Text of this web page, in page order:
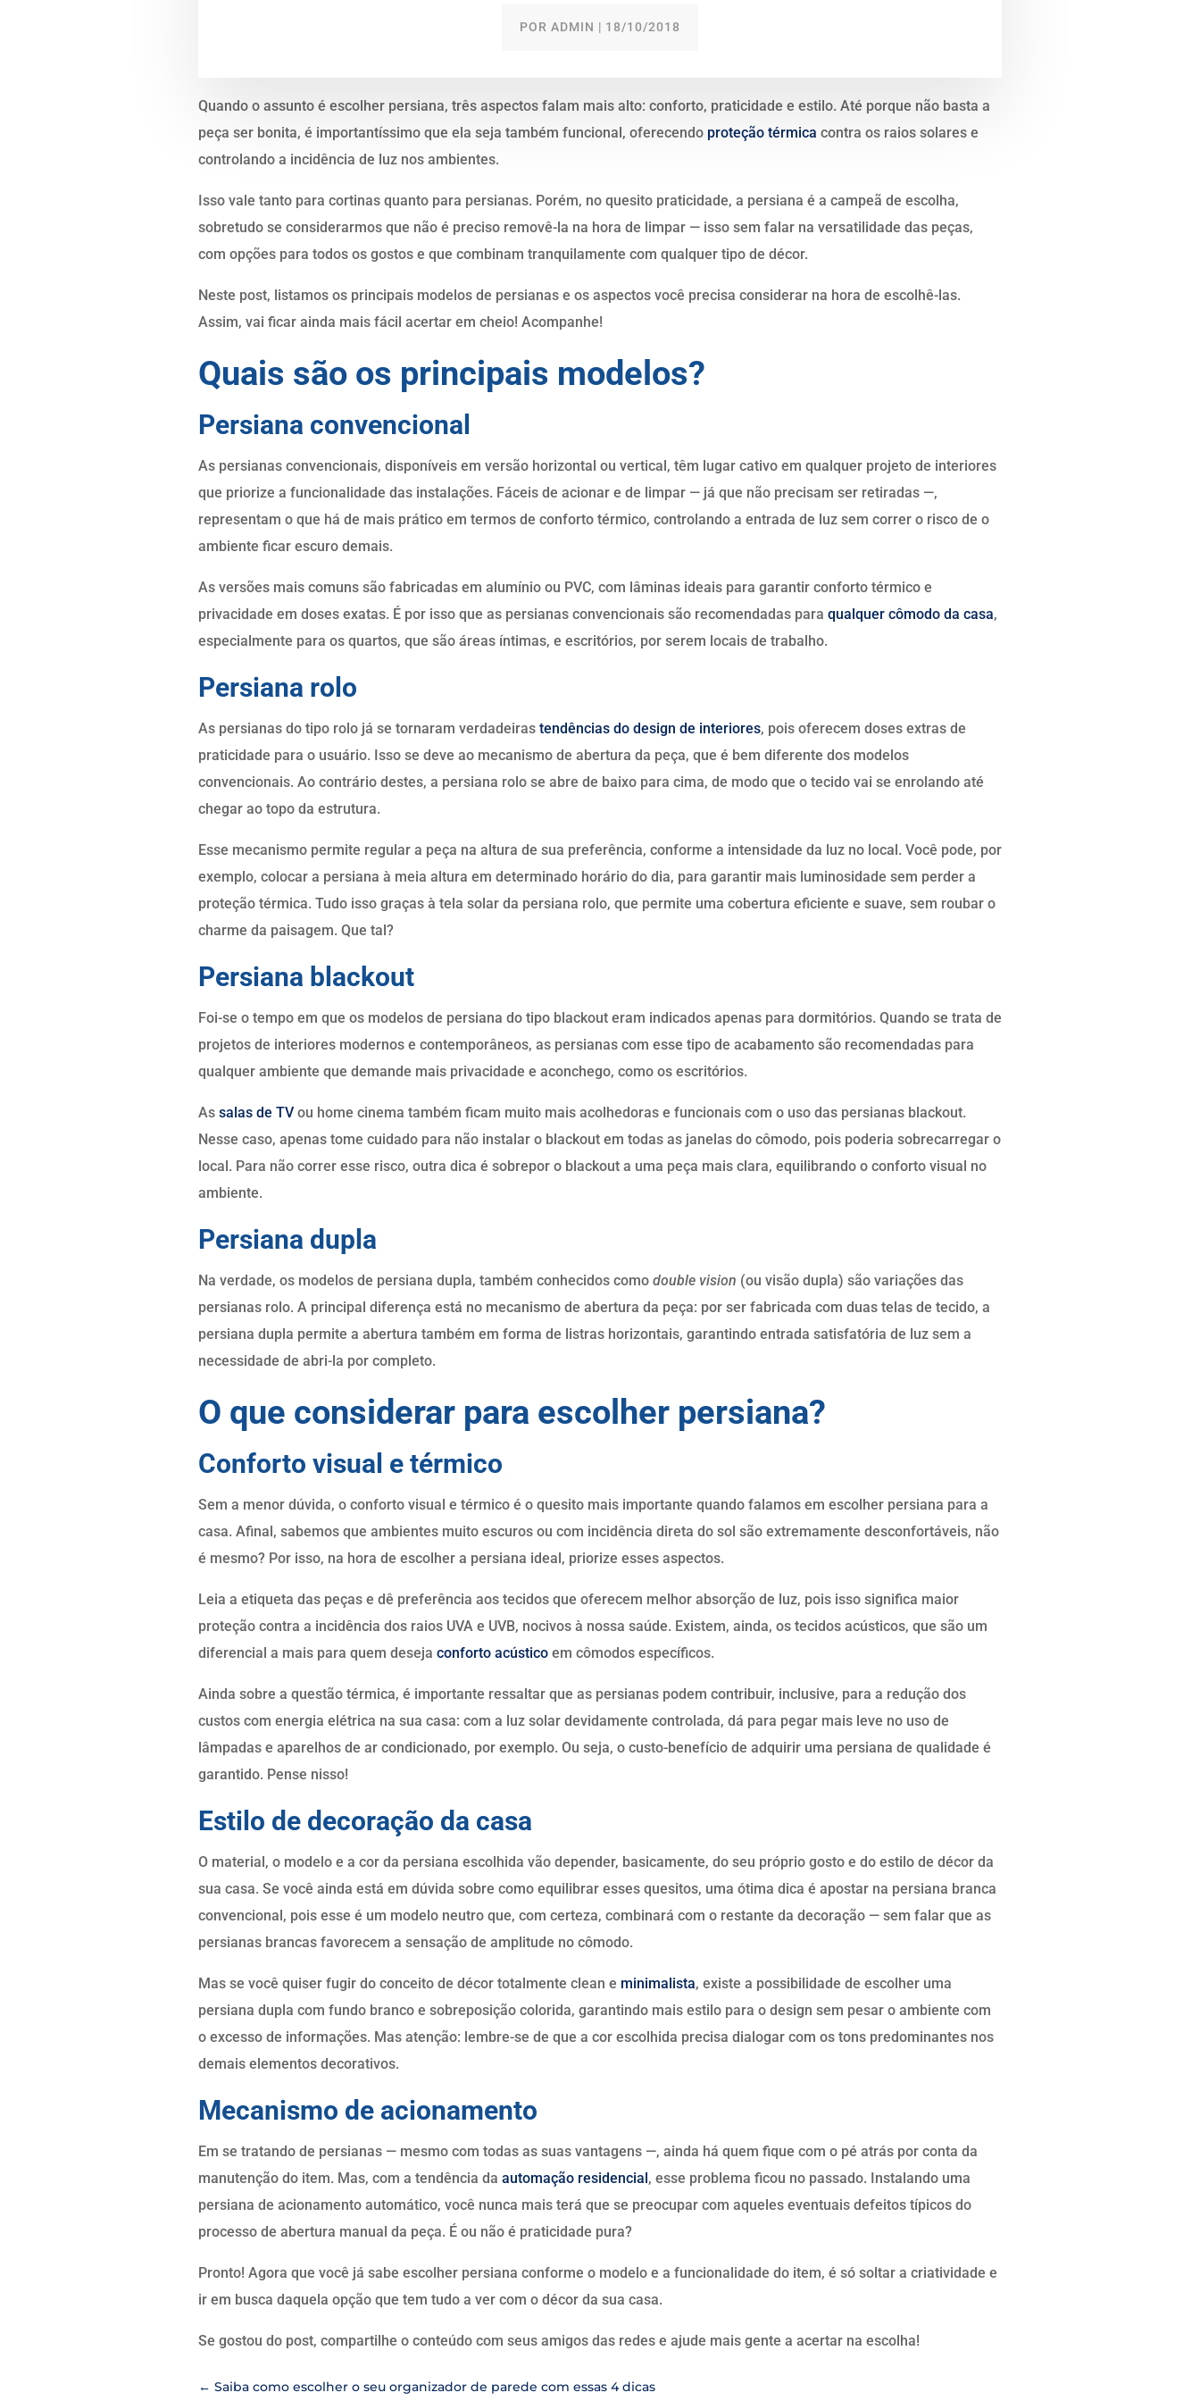
POR ADMIN | 18/10/2018
Quando o assunto é escolher persiana, três aspectos falam mais alto: conforto, praticidade e estilo. Até porque não basta a
peça ser bonita, é importantíssimo que ela seja também funcional, oferecendo proteção térmica contra os raios solares e
controlando a incidência de luz nos ambientes.
Isso vale tanto para cortinas quanto para persianas. Porém, no quesito praticidade, a persiana é a campeã de escolha,
sobretudo se considerarmos que não é preciso removê-la na hora de limpar — isso sem falar na versatilidade das peças,
com opções para todos os gostos e que combinam tranquilamente com qualquer tipo de décor.
Neste post, listamos os principais modelos de persianas e os aspectos você precisa considerar na hora de escolhê-las.
Assim, vai ficar ainda mais fácil acertar em cheio! Acompanhe!
Quais são os principais modelos?
Persiana convencional
As persianas convencionais, disponíveis em versão horizontal ou vertical, têm lugar cativo em qualquer projeto de interiores
que priorize a funcionalidade das instalações. Fáceis de acionar e de limpar — já que não precisam ser retiradas —,
representam o que há de mais prático em termos de conforto térmico, controlando a entrada de luz sem correr o risco de o
ambiente ficar escuro demais.
As versões mais comuns são fabricadas em alumínio ou PVC, com lâminas ideais para garantir conforto térmico e
privacidade em doses exatas. É por isso que as persianas convencionais são recomendadas para qualquer cômodo da casa,
especialmente para os quartos, que são áreas íntimas, e escritórios, por serem locais de trabalho.
Persiana rolo
As persianas do tipo rolo já se tornaram verdadeiras tendências do design de interiores, pois oferecem doses extras de
praticidade para o usuário. Isso se deve ao mecanismo de abertura da peça, que é bem diferente dos modelos
convencionais. Ao contrário destes, a persiana rolo se abre de baixo para cima, de modo que o tecido vai se enrolando até
chegar ao topo da estrutura.
Esse mecanismo permite regular a peça na altura de sua preferência, conforme a intensidade da luz no local. Você pode, por
exemplo, colocar a persiana à meia altura em determinado horário do dia, para garantir mais luminosidade sem perder a
proteção térmica. Tudo isso graças à tela solar da persiana rolo, que permite uma cobertura eficiente e suave, sem roubar o
charme da paisagem. Que tal?
Persiana blackout
Foi-se o tempo em que os modelos de persiana do tipo blackout eram indicados apenas para dormitórios. Quando se trata de
projetos de interiores modernos e contemporâneos, as persianas com esse tipo de acabamento são recomendadas para
qualquer ambiente que demande mais privacidade e aconchego, como os escritórios.
As salas de TV ou home cinema também ficam muito mais acolhedoras e funcionais com o uso das persianas blackout.
Nesse caso, apenas tome cuidado para não instalar o blackout em todas as janelas do cômodo, pois poderia sobrecarregar o
local. Para não correr esse risco, outra dica é sobrepor o blackout a uma peça mais clara, equilibrando o conforto visual no
ambiente.
Persiana dupla
Na verdade, os modelos de persiana dupla, também conhecidos como double vision (ou visão dupla) são variações das
persianas rolo. A principal diferença está no mecanismo de abertura da peça: por ser fabricada com duas telas de tecido, a
persiana dupla permite a abertura também em forma de listras horizontais, garantindo entrada satisfatória de luz sem a
necessidade de abri-la por completo.
O que considerar para escolher persiana?
Conforto visual e térmico
Sem a menor dúvida, o conforto visual e térmico é o quesito mais importante quando falamos em escolher persiana para a
casa. Afinal, sabemos que ambientes muito escuros ou com incidência direta do sol são extremamente desconfortáveis, não
é mesmo? Por isso, na hora de escolher a persiana ideal, priorize esses aspectos.
Leia a etiqueta das peças e dê preferência aos tecidos que oferecem melhor absorção de luz, pois isso significa maior
proteção contra a incidência dos raios UVA e UVB, nocivos à nossa saúde. Existem, ainda, os tecidos acústicos, que são um
diferencial a mais para quem deseja conforto acústico em cômodos específicos.
Ainda sobre a questão térmica, é importante ressaltar que as persianas podem contribuir, inclusive, para a redução dos
custos com energia elétrica na sua casa: com a luz solar devidamente controlada, dá para pegar mais leve no uso de
lâmpadas e aparelhos de ar condicionado, por exemplo. Ou seja, o custo-benefício de adquirir uma persiana de qualidade é
garantido. Pense nisso!
Estilo de decoração da casa
O material, o modelo e a cor da persiana escolhida vão depender, basicamente, do seu próprio gosto e do estilo de décor da
sua casa. Se você ainda está em dúvida sobre como equilibrar esses quesitos, uma ótima dica é apostar na persiana branca
convencional, pois esse é um modelo neutro que, com certeza, combinará com o restante da decoração — sem falar que as
persianas brancas favorecem a sensação de amplitude no cômodo.
Mas se você quiser fugir do conceito de décor totalmente clean e minimalista, existe a possibilidade de escolher uma
persiana dupla com fundo branco e sobreposição colorida, garantindo mais estilo para o design sem pesar o ambiente com
o excesso de informações. Mas atenção: lembre-se de que a cor escolhida precisa dialogar com os tons predominantes nos
demais elementos decorativos.
Mecanismo de acionamento
Em se tratando de persianas — mesmo com todas as suas vantagens —, ainda há quem fique com o pé atrás por conta da
manutenção do item. Mas, com a tendência da automação residencial, esse problema ficou no passado. Instalando uma
persiana de acionamento automático, você nunca mais terá que se preocupar com aqueles eventuais defeitos típicos do
processo de abertura manual da peça. É ou não é praticidade pura?
Pronto! Agora que você já sabe escolher persiana conforme o modelo e a funcionalidade do item, é só soltar a criatividade e
ir em busca daquela opção que tem tudo a ver com o décor da sua casa.
Se gostou do post, compartilhe o conteúdo com seus amigos das redes e ajude mais gente a acertar na escolha!
← Saiba como escolher o seu organizador de parede com essas 4 dicas